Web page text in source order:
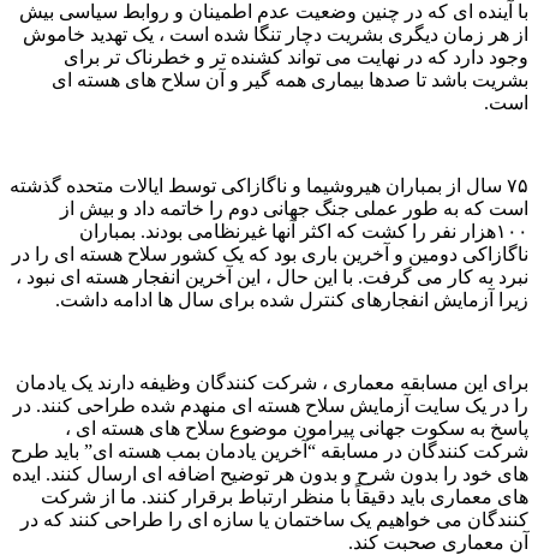
با آینده ای که در چنین وضعیت عدم اطمینان و روابط سیاسی بیش
از هر زمان دیگری بشریت دچار تنگا شده است ، یک تهدید خاموش
وجود دارد که در نهایت می تواند کشنده تر و خطرناک تر برای
بشریت باشد تا صدها بیماری همه گیر و آن سلاح های هسته ای
است.
۷۵ سال از بمباران هیروشیما و ناگازاکی توسط ایالات متحده گذشته
است که به طور عملی جنگ جهانی دوم را خاتمه داد و بیش از
۱۰۰هزار نفر را کشت که اکثر آنها غیرنظامی بودند. بمباران
ناگازاکی دومین و آخرین باری بود که یک کشور سلاح هسته ای را در
نبرد به کار می گرفت. با این حال ، این آخرین انفجار هسته ای نبود ،
زیرا آزمایش انفجارهای کنترل شده برای سال ها ادامه داشت.
برای این مسابقه معماری ، شرکت کنندگان وظیفه دارند یک یادمان
را در یک سایت آزمایش سلاح هسته ای منهدم شده طراحی کنند. در
پاسخ به سکوت جهانی پیرامون موضوع سلاح های هسته ای ،
شرکت کنندگان در مسابقه “آخرین یادمان بمب هسته ای” باید طرح
های خود را بدون شرح و بدون هر توضیح اضافه ای ارسال کنند. ایده
های معماری باید دقیقاً با منظر ارتباط برقرار کنند. ما از شرکت
کنندگان می خواهیم یک ساختمان یا سازه ای را طراحی کنند که در
آن معماری صحبت کند.